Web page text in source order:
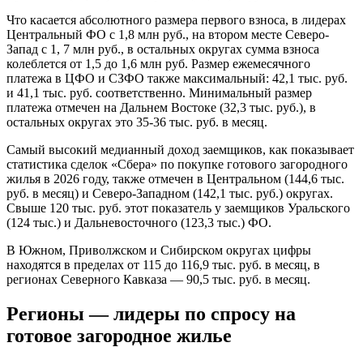
Что касается абсолютного размера первого взноса, в лидерах
Центральный ФО с 1,8 млн руб., на втором месте Северо-
Запад с 1, 7 млн руб., в остальных округах сумма взноса
колеблется от 1,5 до 1,6 млн руб. Размер ежемесячного
платежа в ЦФО и СЗФО также максимальный: 42,1 тыс. руб.
и 41,1 тыс. руб. соответственно. Минимальный размер
платежа отмечен на Дальнем Востоке (32,3 тыс. руб.), в
остальных округах это 35-36 тыс. руб. в месяц.
Самый высокий медианный доход заемщиков, как показывает
статистика сделок «Сбера» по покупке готового загородного
жилья в 2026 году, также отмечен в Центральном (144,6 тыс.
руб. в месяц) и Северо-Западном (142,1 тыс. руб.) округах.
Свыше 120 тыс. руб. этот показатель у заемщиков Уральского
(124 тыс.) и Дальневосточного (123,3 тыс.) ФО.
В Южном, Приволжском и Сибирском округах цифры
находятся в пределах от 115 до 116,9 тыс. руб. в месяц, в
регионах Северного Кавказа — 90,5 тыс. руб. в месяц.
Регионы — лидеры по спросу на
готовое загородное жилье